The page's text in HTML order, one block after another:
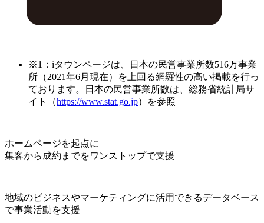
※1：iタウンページは、日本の民営事業所数516万事業
所（2021年6月現在）を上回る網羅性の高い掲載を行っ
ております。日本の民営事業所数は、総務省統計局サ
イト（https://www.stat.go.jp）を参照
ホームページを起点に
集客から成約までをワンストップで支援
地域のビジネスやマーケティングに活用できるデータベース
で事業活動を支援